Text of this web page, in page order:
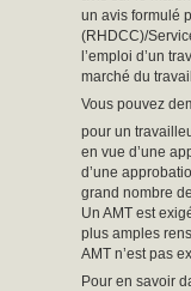
un avis formulé
(RHDCC)/
l’emploi d’un
marché du
Vous pouvez
pour un
en vue d’une
d’une
grand nombre
Un AMT est
plus amples
AMT n’est pas
Pour en savoir